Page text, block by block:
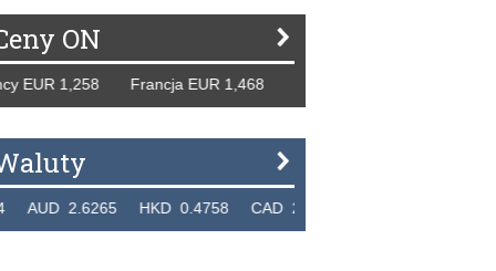
ON
1,258 Francja EUR 1,468 Hiszpania EUR 1,229 WB
2.6265 HKD 0.4758 CAD 2.6618 NZD 2.1914